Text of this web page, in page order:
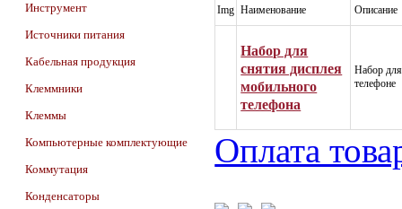
Инструмент
Источники питания
Кабельная продукция
Клеммники
Клеммы
Компьютерные комплектующие
Коммутация
Конденсаторы
Img Наименование Описание
Набор для
снятия дисплея
мобильного
телефона
Набор
телефоне
Оплата